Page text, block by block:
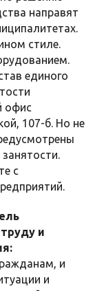
направят
стиле.
единого
офис
107-б. Но не
с
и
и
и